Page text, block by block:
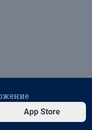
App Store